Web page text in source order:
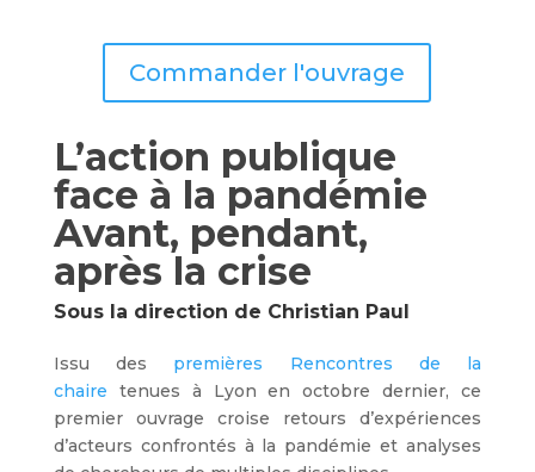
Commander l'ouvrage
L’action publique
face à la pandémie
Avant, pendant,
après la crise
Sous la direction de Christian Paul
Issu des
premières Rencontres de la
chaire tenues à Lyon en octobre dernier, ce
premier ouvrage croise retours d’expériences
d’acteurs confrontés à la pandémie et analyses